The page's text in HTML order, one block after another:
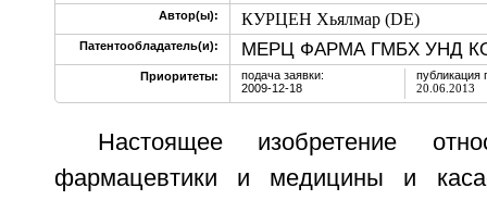
Автор(ы): КУРЦЕН Хьялмар (DE)
Патентообладатель(и): МЕРЦ ФАРМА ГМБХ УНД
Приоритеты:
подача заявки:
2009-12-18
публикация
20.06.2013
Настоящее изобретение
фармацевтики и медицины и